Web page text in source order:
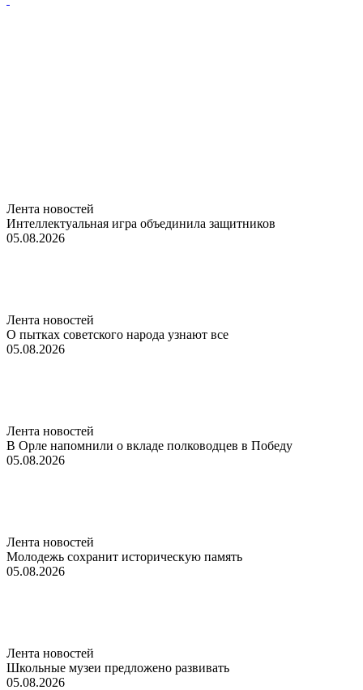
Лента новостей
Интеллектуальная игра объединила защитников
05.08.2026
Лента новостей
О пытках советского народа узнают все
05.08.2026
Лента новостей
В Орле напомнили о вкладе полководцев в Победу
05.08.2026
Лента новостей
Молодежь сохранит историческую память
05.08.2026
Лента новостей
Школьные музеи предложено развивать
05.08.2026